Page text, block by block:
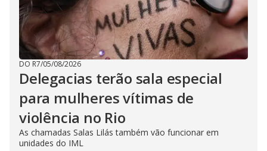
DO R7/05/08/2026
Delegacias terão sala especial
para mulheres vítimas de
violência no Rio
As chamadas Salas Lilás também vão funcionar em
unidades do IML